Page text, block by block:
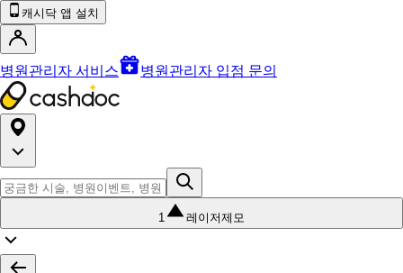
캐시닥 앱 설치
병원관리자 서비스 병원관리자 입점 문의
1 레이저제모